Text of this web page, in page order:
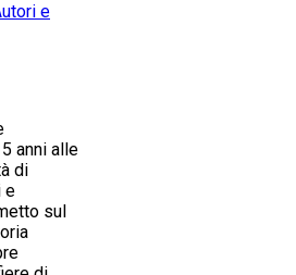
e
anni alle
di
e
sul